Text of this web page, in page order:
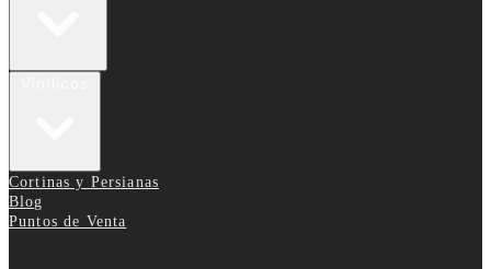
Cortinas y Persianas
Blog
Puntos de Venta